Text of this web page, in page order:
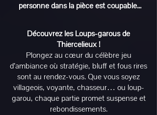
personne dans la pièce est coupable...
Découvrez les Loups-garous de
Thiercelieux !
Plongez au cœur du célèbre jeu
d’ambiance où stratégie, bluff et fous rires
sont au rendez-vous. Que vous soyez
villageois, voyante, chasseur… ou loup-
garou, chaque partie promet suspense et
rebondissements.